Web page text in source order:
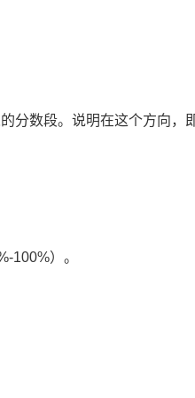
分数段。说明在这个方向，
100%）。